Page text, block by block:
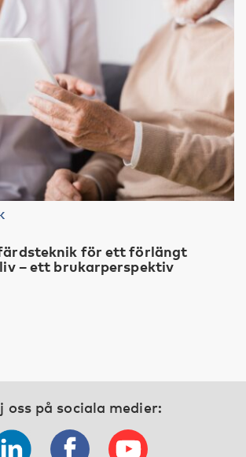
för ett förlängt
– ett brukarperspektiv
oss på sociala medier: